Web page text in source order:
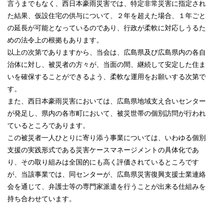
言うまでもなく、西日本豪雨災害では、特定非常災害に指定され
た結果、仮設住宅の供与について、２年を超えた場合、１年ごと
の延長が可能となっているのであり、行政が柔軟に対応しうるた
めの法令上の根拠もあります。
以上の次第でありますから、当会は、広島県及び広島県内の各自
治体に対し、被災者の方々が、当面の間、継続して安定した住ま
いを確保することができるよう、柔軟な運用をお願いする次第で
す。
また、西日本豪雨災害においては、広島県地域支え合いセンター
が発足し、県内の各市町において、被災世帯の個別訪問が行われ
ているところであります。
この被災者一人ひとりに寄り添う事業については、いわゆる個別
支援の実践形式である災害ケースマネージメントの具体化であ
り、その取り組みは全国的にも高く評価されているところです
が、当該事業では、同センターが、広島県災害復興支援士業連絡
会を通じて、弁護士等の専門家派遣を行うことが出来る仕組みを
持ち合わせています。